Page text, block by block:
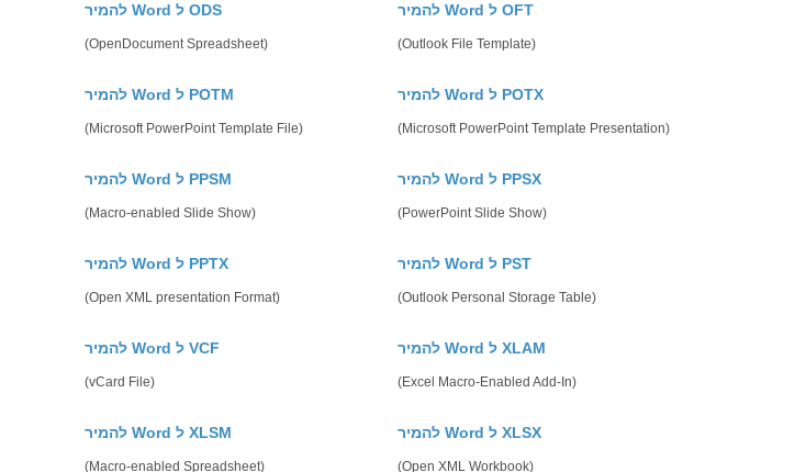
להמיר Word ל ODS
(OpenDocument Spreadsheet)
להמיר Word ל OFT
(Outlook File Template)
להמיר Word ל POTM
(Microsoft PowerPoint Template File)
להמיר Word ל POTX
(Microsoft PowerPoint Template Presentation)
להמיר Word ל PPSM
(Macro-enabled Slide Show)
להמיר Word ל PPSX
(PowerPoint Slide Show)
להמיר Word ל PPTX
(Open XML presentation Format)
להמיר Word ל PST
(Outlook Personal Storage Table)
להמיר Word ל VCF
(vCard File)
להמיר Word ל XLAM
(Excel Macro-Enabled Add-In)
להמיר Word ל XLSM
(Macro-enabled Spreadsheet)
להמיר Word ל XLSX
(Open XML Workbook)